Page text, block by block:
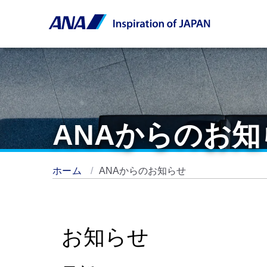
ANAからのお
ホーム ANAからのお知らせ
お知らせ